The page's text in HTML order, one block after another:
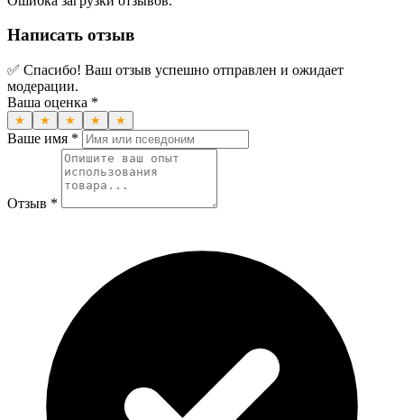
Написать отзыв
✅ Спасибо! Ваш отзыв успешно отправлен и ожидает
модерации.
Ваша оценка *
★ ★ ★ ★ ★
Ваше имя *
Отзыв *